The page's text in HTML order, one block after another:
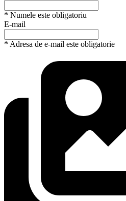
* Numele este obligatoriu
E-mail
* Adresa de e-mail este obligatorie